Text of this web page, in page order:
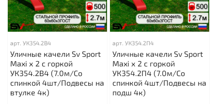
арт. УК354.2В4
Уличные качели Sv Sport
Maxi х 2 с горкой
УК354.2В4 (7.0м/Со
спинкой 4шт/Подвесы на
втулке 4к)
арт. УК354.2П4
Уличные качели Sv Sport
Maxi х 2 с горкой
УК354.2П4 (7.0м/Со
спинкой 4шт/Подвесы на
подш 4к)